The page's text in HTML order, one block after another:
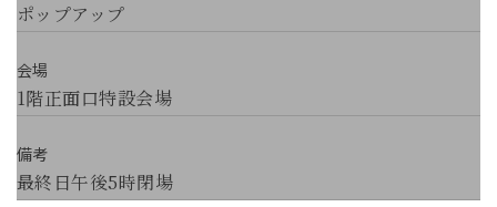
ポップアップ
会場
1階正面口特設会場
備考
最終日午後5時閉場